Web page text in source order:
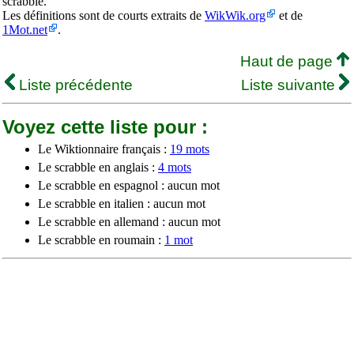
Les définitions sont de courts extraits de WikWik.org
et de
1Mot.net
.
Haut de page
Liste précédente
Liste suivante
Voyez cette liste pour :
Le Wiktionnaire français : 19 mots
Le scrabble en anglais : 4 mots
Le scrabble en espagnol : aucun mot
Le scrabble en italien : aucun mot
Le scrabble en allemand : aucun mot
Le scrabble en roumain : 1 mot